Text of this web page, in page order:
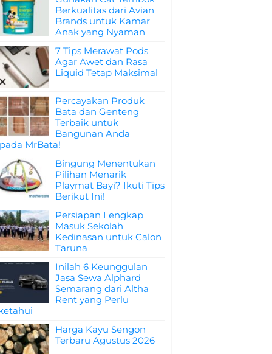
Berkualitas dari Avian
Brands untuk Kamar
Anak yang Nyaman
7 Tips Merawat Pods
Agar Awet dan Rasa
Liquid Tetap Maksimal
Percayakan Produk
Bata dan Genteng
Terbaik untuk
Bangunan Anda
MrBata!
Bingung Menentukan
Pilihan Menarik
Playmat Bayi? Ikuti Tips
Berikut Ini!
Persiapan Lengkap
Masuk Sekolah
Kedinasan untuk Calon
Taruna
Inilah 6 Keunggulan
Jasa Sewa Alphard
Semarang dari Altha
Rent yang Perlu
Harga Kayu Sengon
Terbaru Agustus 2026